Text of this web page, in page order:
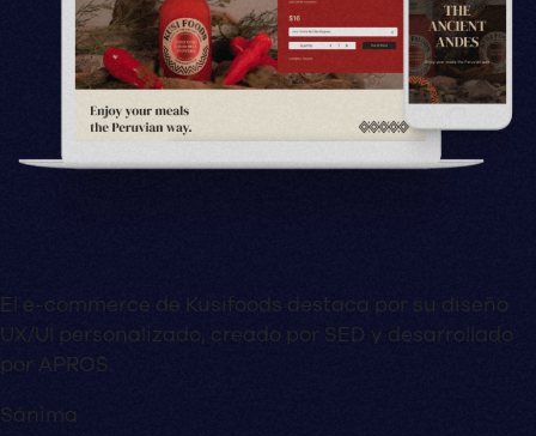
El e-commerce de Kusifoods destaca por su diseño
UX/UI personalizado, creado por SED y desarrollado
por APROS.
Sánima